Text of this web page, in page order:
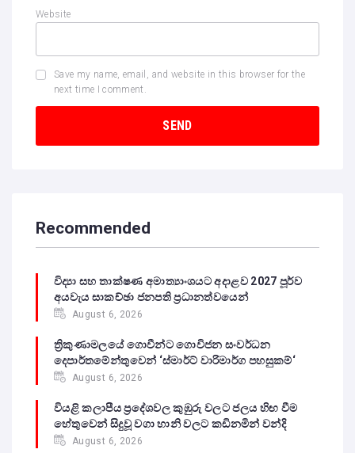
Website
Save my name, email, and website in this browser for the
next time I comment.
Recommended
විද්‍යා සහ තාක්ෂණ අමාත්‍යාංශයට අදාළව 2027 පූර්ව
අයවැය සාකච්ඡා ජනපති ප්‍රධානත්වයෙන්
August 6, 2026
ත්‍රිකුණාමලයේ ගොවීන්ට ගොවිජන සංවර්ධන
දෙපාර්තමේන්තුවෙන් ‘ස්මාර්ට් වාරිමාර්ග පහසුකම්‘
August 6, 2026
වියළි කලාපීය ප්‍රදේශවල කුඹුරු වලට ජලය හිඟ වීම
හේතුවෙන් සිදුවූ වගා හානි වලට කඩිනමින් වන්දි
August 6, 2026